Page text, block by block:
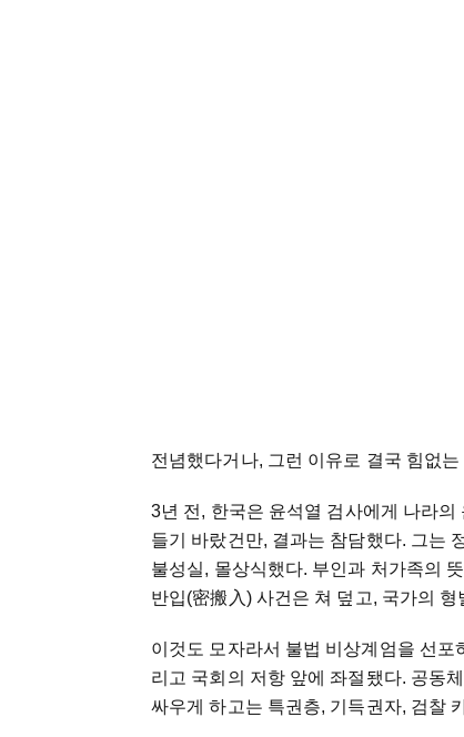
전념했다거나, 그런 이유로 결국 힘없
3년 전, 한국은 윤석열 검사에게 나라
들기 바랐건만, 결과는 참담했다. 그는
불성실, 몰상식했다. 부인과 처가족의
반입(密搬入) 사건은 쳐 덮고, 국가의
이것도 모자라서 불법 비상계엄을 선
리고 국회의 저항 앞에 좌절됐다. 공동
싸우게 하고는 특권층, 기득권자, 검찰